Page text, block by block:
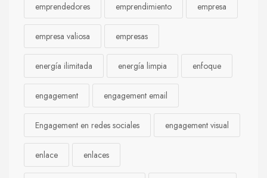
emprendedores emprendimiento empresa
empresa valiosa empresas
energía ilimitada energía limpia enfoque
engagement engagement email
Engagement en redes sociales engagement visual
enlace enlaces